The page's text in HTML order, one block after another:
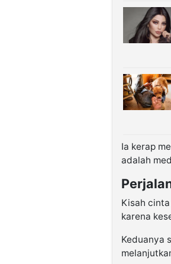
Ia kerap
adalah
Kisah
karena
Keduanya